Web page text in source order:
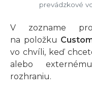
prevádzkové
V zozname
na položku
vo chvíli, keď
alebo
rozhraniu.